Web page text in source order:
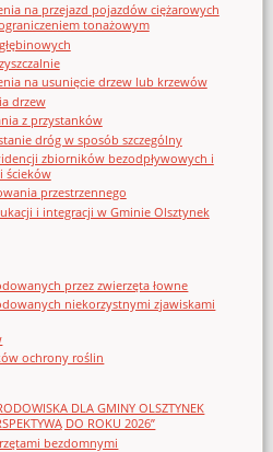
na przejazd pojazdów ciężarowych
tonażowym
na usunięcie drzew lub krzewów
drzew
z przystanków
dróg w sposób szczególny
zbiorników bezodpływowych i
ścieków
przestrzennego
i integracji w Gminie Olsztynek
przez zwierzęta łowne
niekorzystnymi zjawiskami
ochrony roślin
DLA GMINY OLSZTYNEK
DO ROKU 2026”
bezdomnymi